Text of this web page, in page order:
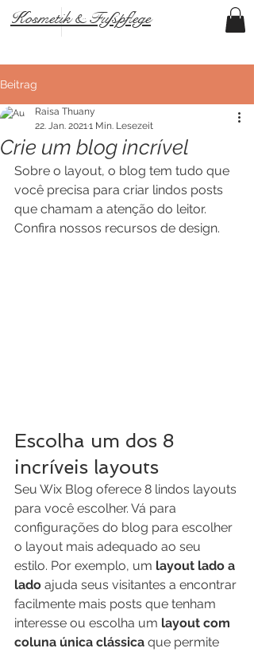
Kosmetik & Fußpflege
Beitrag
Crie um blog incrível
Raisa Thuany
22. Jan. 20211 Min. Lesezeit
Sobre o layout, o blog tem tudo que
você precisa para criar lindos posts
que chamam a atenção do leitor.
Confira nossos recursos de design.
Escolha um dos 8
incríveis layouts
Seu Wix Blog oferece 8 lindos layouts
para você escolher. Vá para
configurações do blog para escolher
o layout mais adequado ao seu
estilo. Por exemplo, um layout lado a
lado ajuda seus visitantes a encontrar
facilmente mais posts que tenham
interesse ou escolha um layout com
coluna única clássica que permite